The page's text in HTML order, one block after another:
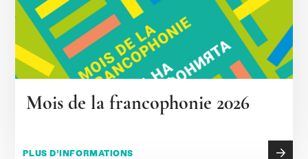
Mois de la francophonie 2026
PLUS D’INFORMATIONS